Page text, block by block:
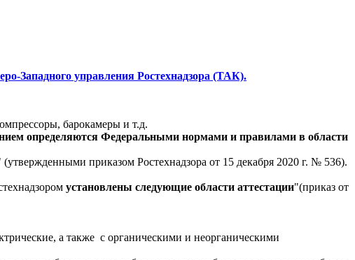
Западного управления Ростехнадзора (ТАК).
барокамеры и т.д.
определяются Федеральными нормами и правилами в области
приказом Ростехнадзора от 15 декабря 2020 г. № 536).
установлены следующие области аттестации"(приказ от
а также с органическими и неорганическими